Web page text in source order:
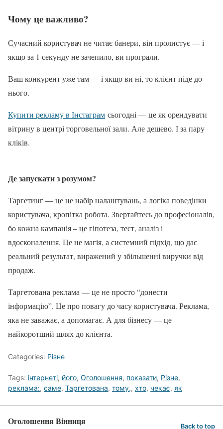
Чому це важливо?
Сучасний користувач не читає банери, він пролистує — і
якщо за 1 секунду не зачепило, ви програли.
Ваш конкурент уже там — і якщо ви ні, то клієнт піде до
нього.
Купити рекламу в Інстаграм сьогодні — це як орендувати
вітрину в центрі торговельної зали. Але дешево. І за пару
кліків.
Де запускати з розумом?
Таргетинг — це не набір налаштувань, а логіка поведінки
користувача, кропітка робота. Звертайтесь до професіоналів,
бо кожна кампанія – це гіпотеза, тест, аналіз і
вдосконалення. Це не магія, а системний підхід, що дає
реальний результат, виражений у збільшенні виручки від
продаж.
Таргетована реклама — це не просто “донести
інформацію”. Це про повагу до часу користувача. Реклама,
яка не заважає, а допомагає. А для бізнесу — це
найкоротший шлях до клієнта.
Categories: Різне
Tags: інтернеті, його, Оголошення, показати, Різне,
реклама:, саме, Таргетована, тому,, хто, чекає, як
Оголошення Вінниця Back to top